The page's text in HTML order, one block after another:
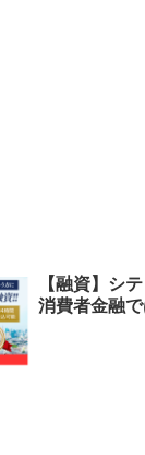
【融資】シ
消費者金融で